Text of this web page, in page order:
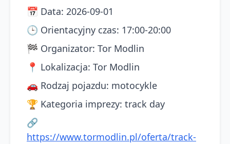
📅 Data: 2026-09-01
🕒 Orientacyjny czas: 17:00-20:00
🏁 Organizator: Tor Modlin
📍 Lokalizacja: Tor Modlin
🚗 Rodzaj pojazdu: motocykle
🏆 Kategoria imprezy: track day
🔗
https://www.tormodlin.pl/oferta/track-